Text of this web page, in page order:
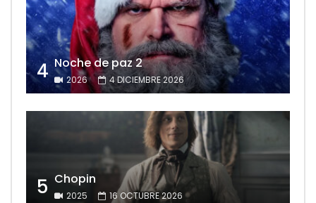
4 Noche de paz 2
2026 4 DICIEMBRE 2026
5 Chopin
2025 16 OCTUBRE 2026